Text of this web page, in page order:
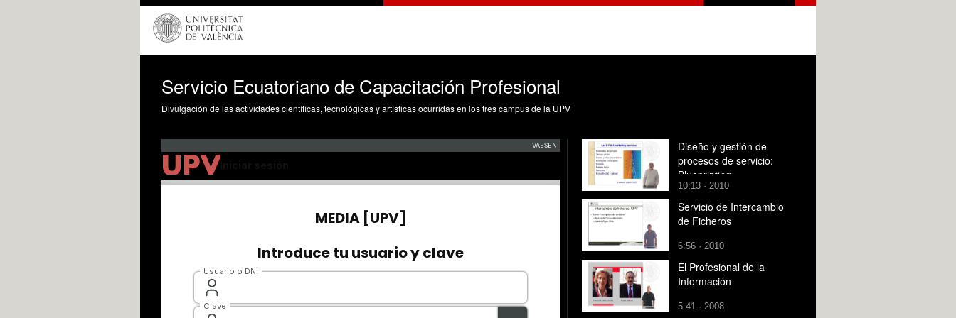
Servicio Ecuatoriano de Capacitación Profesional
Divulgación de las actividades científicas, tecnológicas y artísticas ocurridas en los tres campus de la UPV
Diseño y gestión de
procesos de servicio:
Blueprinting
10:13 · 2010
Servicio de Intercambio
de Ficheros
6:56 · 2010
El Profesional de la
Información
5:41 · 2008